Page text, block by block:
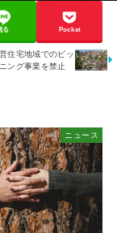
る Pocket
住宅地域でのビッ
ング事業を禁止
ニュース